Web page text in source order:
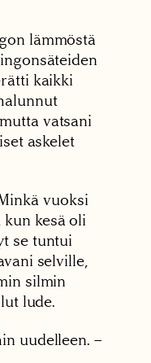
lämmöstä
kaikki
vatsani
askelet
vuoksi
kesä oli
se tuntui
selville,
silmin
lude.
uudelleen. –